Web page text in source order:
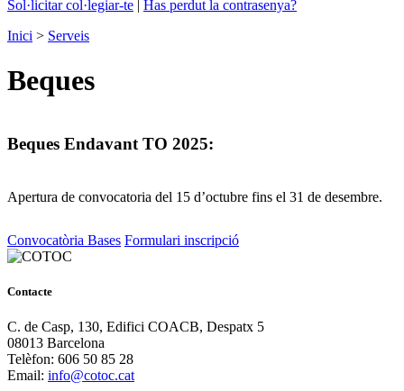
Sol·licitar col·legiar-te | Has perdut la contrasenya?
Inici > Serveis
Beques
Beques Endavant TO 2025:
Apertura de convocatoria del 15 d’octubre fins el 31 de desembre.
Convocatòria Bases Formulari inscripció
Contacte
C. de Casp, 130, Edifici COACB, Despatx 5
08013 Barcelona
Telèfon: 606 50 85 28
Email: info@cotoc.cat